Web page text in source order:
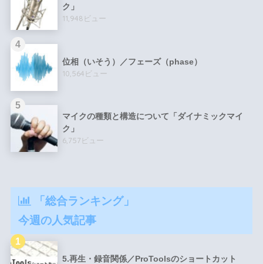
ク」
11,948ビュー
位相（いそう）／フェーズ（phase）
10,564ビュー
マイクの種類と構造について「ダイナミックマイ
ク」
6,757ビュー
「総合ランキング」
今週の人気記事
5.再生・録音関係／ProToolsのショートカット